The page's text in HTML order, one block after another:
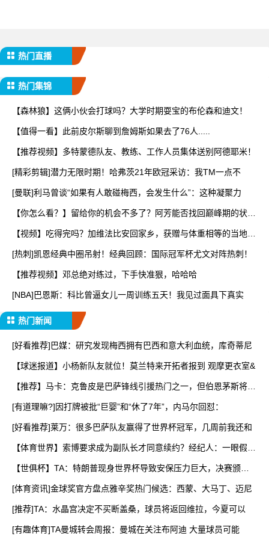
热门直播
热门集锦
【森林狼】这俩小伙会打球吗？大学时期耍宝的布伦森和迪文！
【值得一看】此前皮尔斯聊到詹姆斯如果去了76人.....
【推荐视频】多特蒙德队友、教练、工作人员集体送别阿德耶米！
[精彩剪辑]潜力无限时期！哈弗茨21年欧冠采访：我TM一点不
[曼联]利马曾谈“如果有人敢碰梅西，会发生什么”：这种凝聚力
【你怎么看？】留给你的机会不多了？阿芳能否找回巅峰期的状
【视频】吃得完吗？加维法比安回家乡，获赠与体重相等的当地特
[热刺]凯恩经典中圈吊射！经典回顾：国际冠军杯尤文对阵热刺！
【推荐视频】邓总绝对练过，下手快准狠，哈哈哈
[NBA]巴恩斯：科比曾逼女儿一周训练五天！我见过面具下真实
热门新闻
[好看推荐]巴媒：研究发现梅西拥有巴西和意大利血统，库奇蒂尼
【球迷报道】小杨新队友就位！莫兰特来开拓者报到 观摩更衣室&
【推荐】马卡：克鲁皮是巴萨锋线引援热门之一，但伯恩茅斯将其
[有道理嘛?]因打牌被批“巨婴”和“休了7年”，内马尔回怼：
[好看推荐]莱万：很多巴萨队友赢得了世界杯冠军，几周前我还和
【体育世界】索博要求成为副队长才同意续约？经纪人：一眼假，
【世俱杯】TA：特朗普现身世界杯导致安保压力巨大，决赛颁奖
[体育资讯]金球奖官方盘点雅辛奖热门候选：西蒙、大马丁、迈尼
[推荐]TA：水晶宫决定不买断盖桑，球员将返回维拉，今夏可以
[有趣体育]TA曼城转会周报：曼城在关注布阿迪 大量球员可能